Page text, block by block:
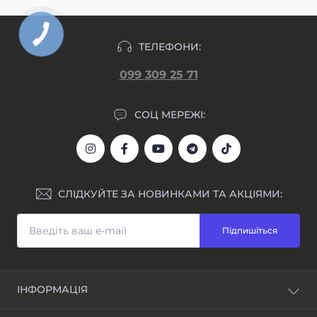
ТЕЛЕФОНИ:
099 309 25 71
СОЦ МЕРЕЖІ:
СЛІДКУЙТЕ ЗА НОВИНКАМИ ТА АКЦІЯМИ:
Підпишіться
ІНФОРМАЦІЯ